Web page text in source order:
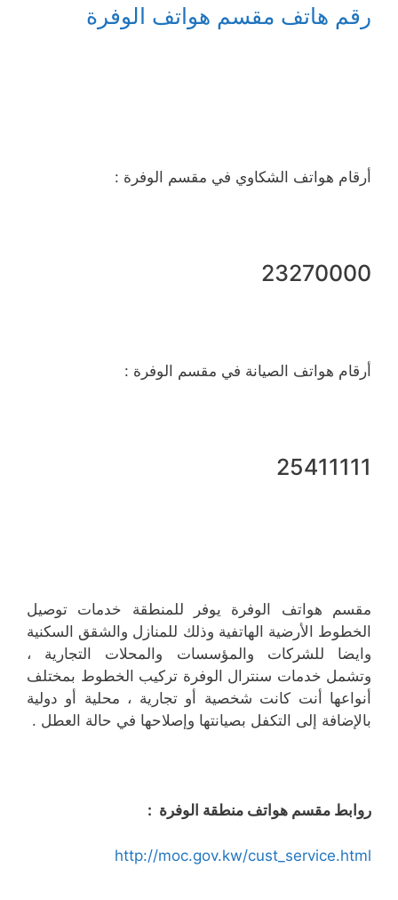
رقم هاتف مقسم هواتف الوفرة
أرقام هواتف الشكاوي في مقسم الوفرة :
23270000
أرقام هواتف الصيانة في مقسم الوفرة :
25411111
مقسم هواتف الوفرة يوفر للمنطقة خدمات توصيل
الخطوط الأرضية الهاتفية وذلك للمنازل والشقق السكنية
وايضا للشركات والمؤسسات والمحلات التجارية ،
وتشمل خدمات سنترال الوفرة تركيب الخطوط بمختلف
أنواعها أنت كانت شخصية أو تجارية ، محلية أو دولية
بالإضافة إلى التكفل بصيانتها وإصلاحها في حالة العطل .
روابط مقسم هواتف منطقة الوفرة :
http://moc.gov.kw/cust_service.html